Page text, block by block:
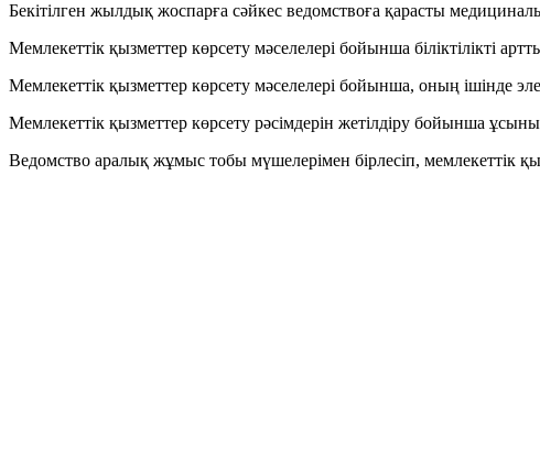
Бекітілген жылдық жоспарға сәйкес ведомствоға қарасты
Мемлекеттік қызметтер көрсету мәселелері бойынша біліктілікті
Мемлекеттік қызметтер көрсету мәселелері бойынша, оның ішінде
Мемлекеттік қызметтер көрсету рәсімдерін жетілдіру бойынша
Ведомство аралық жұмыс тобы мүшелерімен бірлесіп, мемлекеттік